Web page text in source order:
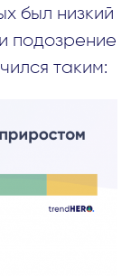
был низкий
подозрение
таким: